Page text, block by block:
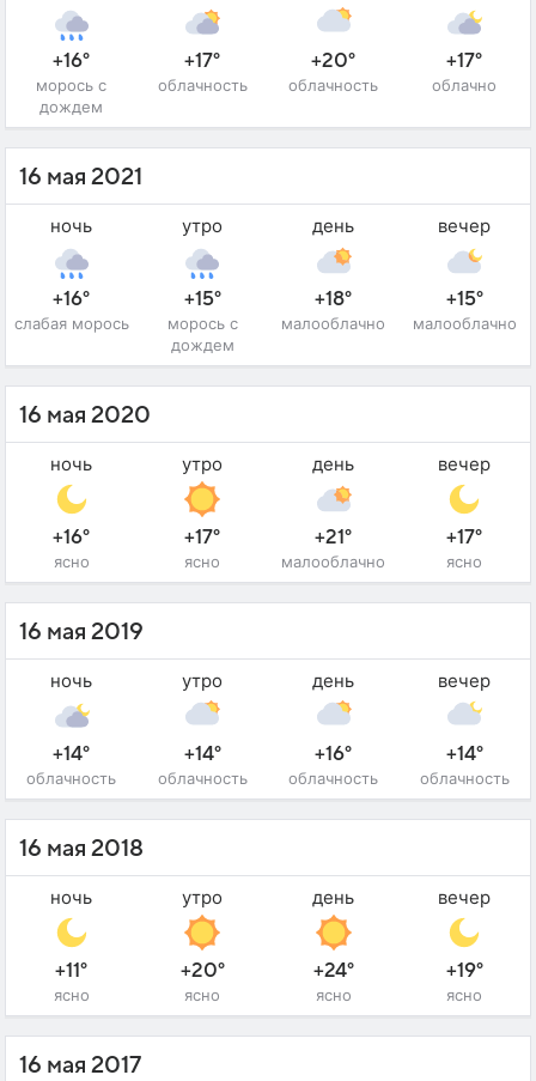
+16°
морось с
дождем
+17°
облачность
+20°
облачность
+17°
облачно
16 мая 2021
ночь
+16°
слабая морось
утро
+15°
морось с
дождем
день
+18°
малооблачно
вечер
+15°
малооблачно
16 мая 2020
ночь
+16°
ясно
утро
+17°
ясно
день
+21°
малооблачно
вечер
+17°
ясно
16 мая 2019
ночь
+14°
облачность
утро
+14°
облачность
день
+16°
облачность
вечер
+14°
облачность
16 мая 2018
ночь
+11°
ясно
утро
+20°
ясно
день
+24°
ясно
вечер
+19°
ясно
16 мая 2017